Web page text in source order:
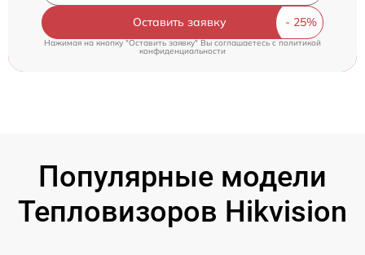
Оставить заявку
Нажимая на кнопку "Оставить заявку" Вы соглашаетесь c политикой
конфиденциальности
Популярные модели
Тепловизоров Hikvision